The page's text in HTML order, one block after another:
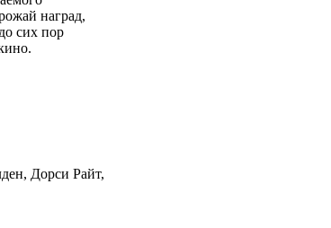
наград,
сих пор
Дорси Райт,